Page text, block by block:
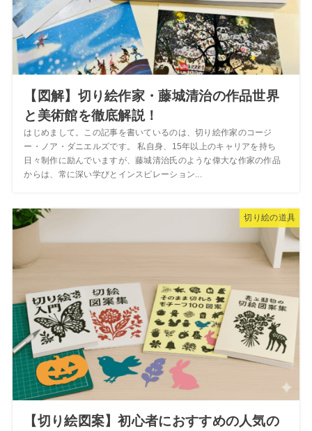
【図解】切り絵作家・藤城清治の作品世界
と美術館を徹底解説！
はじめまして。この記事を書いているのは、切り絵作家のコージ
ー・ノア・ダニエルズです。 私自身、15年以上のキャリアを持ち
日々制作に励んでいますが、藤城清治氏のような偉大な作家の作品
からは、常に深い学びとインスピレーション...
切り絵の道具
【切り絵図案】初心者におすすめの人気の